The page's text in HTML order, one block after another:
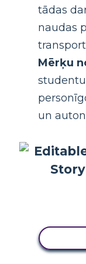
tādas
naudas
Mērķu
un